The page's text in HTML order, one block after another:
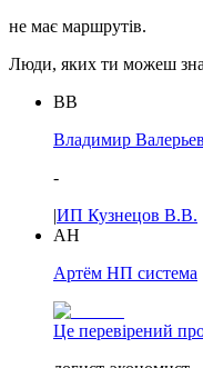
не має маршрутів.
Люди, яких ти можеш
ВВ
Владимир
-
|ИП Кузнецов В.В.
АН
Артём НП система
Це перевірений